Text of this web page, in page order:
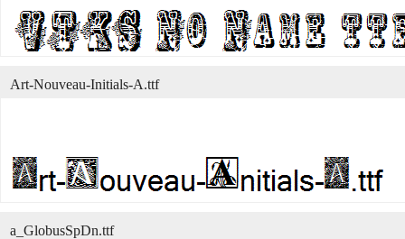
Art-Nouveau-Initials-A.ttf
a_GlobusSpDn.ttf